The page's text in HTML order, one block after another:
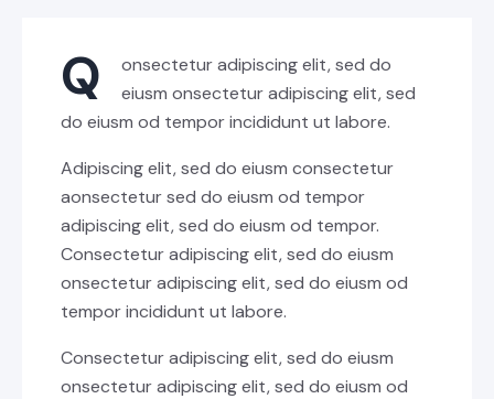
Q
onsectetur adipiscing elit, sed do
eiusm onsectetur adipiscing elit, sed
do eiusm od tempor incididunt ut labore.
Adipiscing elit, sed do eiusm consectetur
aonsectetur sed do eiusm od tempor
adipiscing elit, sed do eiusm od tempor.
Consectetur adipiscing elit, sed do eiusm
onsectetur adipiscing elit, sed do eiusm od
tempor incididunt ut labore.
Consectetur adipiscing elit, sed do eiusm
onsectetur adipiscing elit, sed do eiusm od